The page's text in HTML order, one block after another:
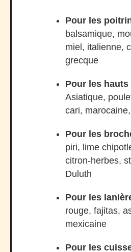
Pour les
balsamique,
miel, italienne,
grecque
Pour les
Asiatique,
cari,
Pour les
piri, lime
citron-herbes,
Duluth
Pour les
rouge, fajitas,
mexicaine
Pour les